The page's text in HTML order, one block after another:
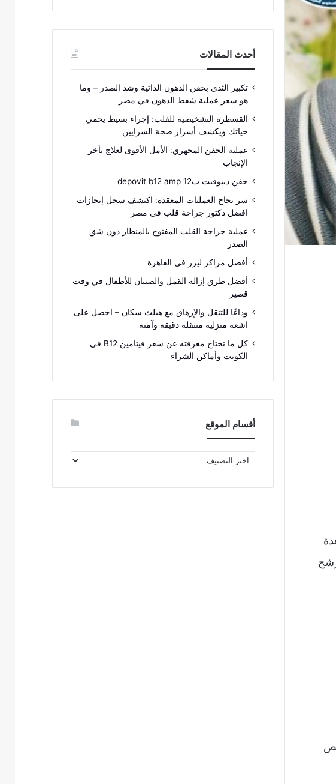
أحدث المقالات
تكبير الثدي بحقن الدهون الذاتية وشد الصدر – وما
هو سعر عملية شفط الدهون في مصر
القسطرة التشخيصية للقلب: إجراء بسيط يحمي
حياتك ويكشف أسرار صحة الشرايين
عملية الحقن المجهري: الأمل الأقوى لعلاج تأخر
الإنجاب
حقن ديبوفيت ب12 depovit b12 amp
سر نجاح العمليات المعقدة: اكتشف سجل إنجازات
افضل دكتور جراحة قلب في مصر
عملية جراحة القلب المفتوح بالمنظار دون شق
الصدر
أفضل مراكز ليزر في القاهرة
أفضل طرق إزالة القمل والصيبان للأطفال في وقت
قصير
وداعًا للتنقل والإرهاق مع هيلث سكان – احصل على
اشعة منزلية متنقلة دقيقة وآمنة
كل ما تحتاج معرفته عن سعر فيتامين B12 في
الكويت وأماكن الشراء
أقسام الموقع
أقسام
الموقع